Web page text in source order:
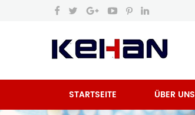
STARTSEITE ÜBER UNS